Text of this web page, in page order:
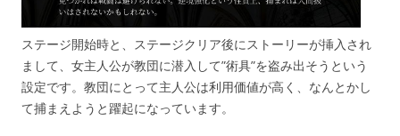
ステージ開始時と、ステージクリア後にストーリーが挿入され
まして、女主人公が教団に潜入して”術具”を盗み出そうという
設定です。教団にとって主人公は利用価値が高く、なんとかし
て捕まえようと躍起になっています。